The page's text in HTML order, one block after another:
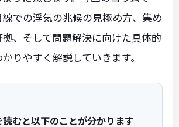
での浮気の兆候の見極め方、集め
、そして問題解決に向けた具体的
りやすく解説していきます。
むと以下のことが分かります